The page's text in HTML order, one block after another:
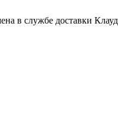
в службе доставки